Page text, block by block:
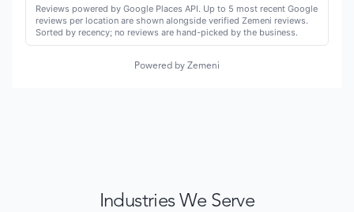
Reviews powered by Google Places API. Up to 5 most recent Google
reviews per location are shown alongside verified Zemeni reviews.
Sorted by recency; no reviews are hand-picked by the business.
Powered by Zemeni
Industries We Serve